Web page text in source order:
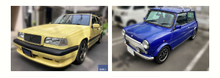
界の先駆者だったパイクカー 「パイ
ク」とは「尖った」という意味の英
語です。他にない特徴的なスタイリ
ングの、文字通り「尖った」車をパ
イクカーと呼びます。パイクカー本
来の意味では、三岡自動車のオロチ
のように先鋭的なスタイリングのク
ルマも含まれますが、全体としては
ットGTの誕生背景とそもそも
「GT」とはどういう意味なのか詳し
く解説します。 東京オリンピックと
ともに登場したいすゞ ベレットGT
いすゞベレットGTは、東京オリンピ
ックが開催される1964年4月に登
場。前年1963年に発売された、セダ
ンタイプのベレットをベースに開発
ーズという限定モデルが存在してい
ました。初代から劇的に進化した
FC3S型に、さらにファインチュー
ニングを施した限定車輌、マツダ サ
バンナ RX-7 アンフィニシリーズを
振り返ってみましょう。 性能だけで
なく取り組みも画期的だったFC3S
がら市販には至らなかったものの、
Sシリーズはホンダスポーツモデル
の象徴として絶大な人気を誇りつつ
進化。意欲的に開発され、毎年のよ
うにモデルチェンジが繰り返されま
した。 S360から市販モデルS500を
経て、S800に至るSシリーズのすべ